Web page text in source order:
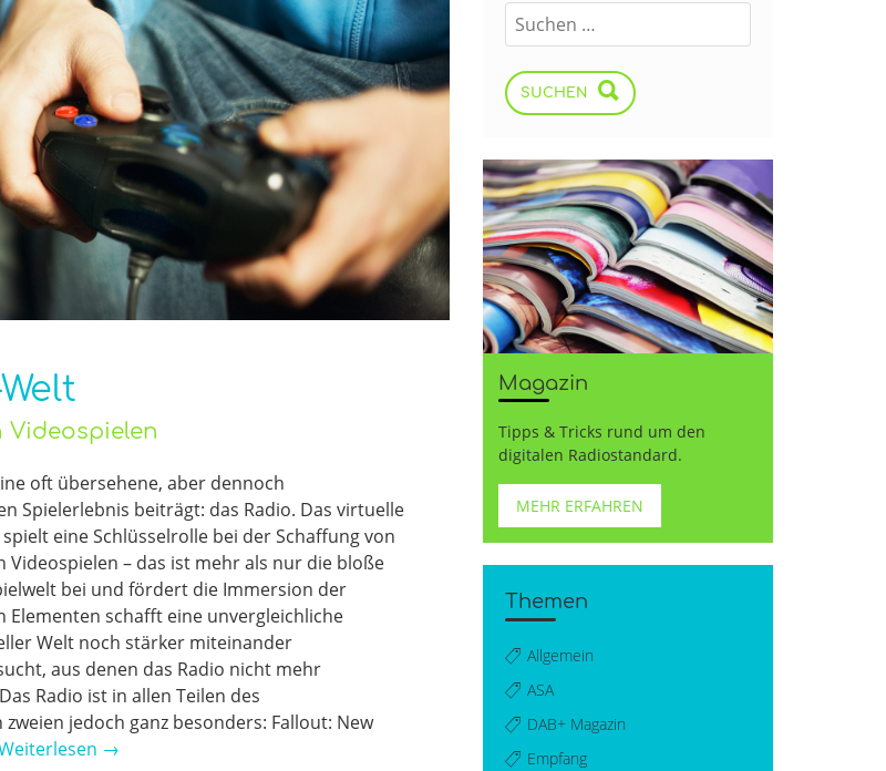
Videospielen
oft übersehene, aber dennoch
Spielerlebnis beiträgt: das Radio. Das virtuelle
eine Schlüsselrolle bei der Schaffung von
– das ist mehr als nur die bloße
bei und fördert die Immersion der
schafft eine unvergleichliche
Welt noch stärker miteinander
aus denen das Radio nicht mehr
Radio ist in allen Teilen des
jedoch ganz besonders: Fallout: New
→
SUCHEN
Magazin
Tipps & Tricks rund um den
digitalen Radiostandard.
MEHR ERFAHREN
Themen
Allgemein
ASA
DAB+ Magazin
Empfang